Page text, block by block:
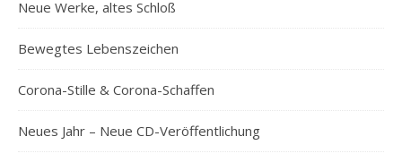
Neue Werke, altes Schloß
Bewegtes Lebenszeichen
Corona-Stille & Corona-Schaffen
Neues Jahr – Neue CD-Veröffentlichung